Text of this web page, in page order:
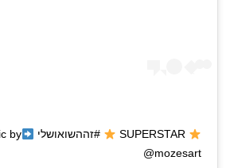
#זההשואושלי COMING SOON ? Pic by
@mozesart